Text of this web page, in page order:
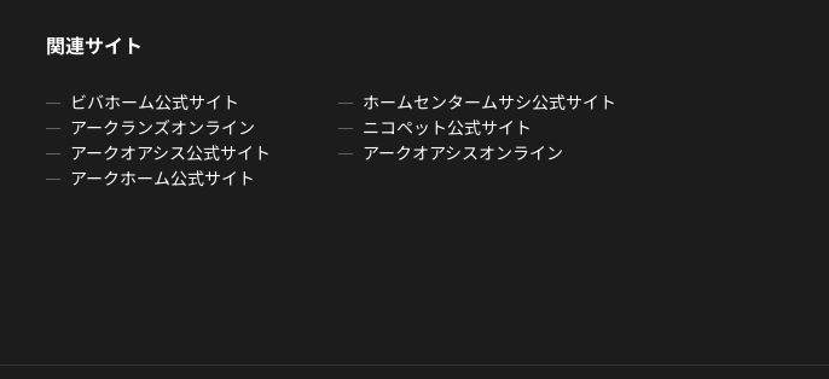
関連サイト
ビバホーム公式サイト
ホームセンタームサシ公式サイト
アークランズオンライン
ニコペット公式サイト
アークオアシス公式サイト
アークオアシスオンライン
アークホーム公式サイト